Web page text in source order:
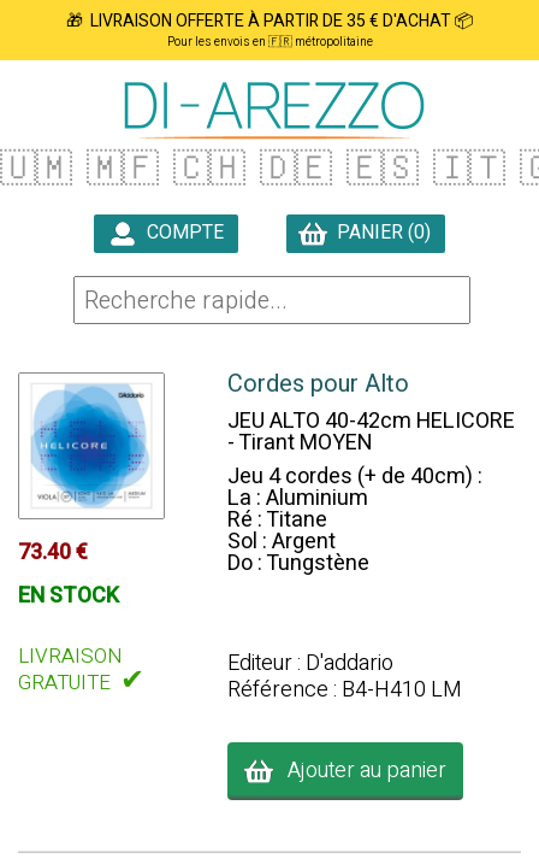
🎁 LIVRAISON OFFERTE À PARTIR DE 35 € D'ACHAT 📦
Pour les envois en 🇫🇷 métropolitaine
🇺🇲 🇲🇫 🇨🇭 🇩🇪 🇪🇸 🇮🇹
COMPTE
PANIER (0)
73.40 €
EN STOCK
LIVRAISON
GRATUITE ✔
Cordes pour Alto
JEU ALTO 40-42cm HELICORE
- Tirant MOYEN
Jeu 4 cordes (+ de 40cm) :
La : Aluminium
Ré : Titane
Sol : Argent
Do : Tungstène
Editeur : D'addario
Référence : B4-H410 LM
Ajouter au panier